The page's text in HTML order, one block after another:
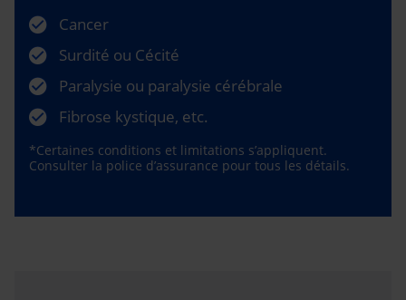
Cancer
Surdité ou Cécité
Paralysie ou paralysie cérébrale
Fibrose kystique, etc.
*Certaines conditions et limitations s’appliquent.
Consulter la police d’assurance pour tous les détails.